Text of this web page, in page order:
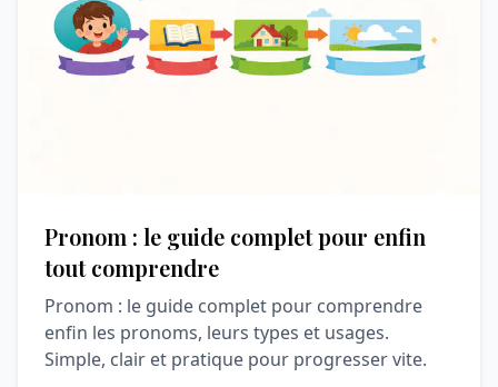
Pronom : le guide complet pour enfin
tout comprendre
Pronom : le guide complet pour comprendre
enfin les pronoms, leurs types et usages.
Simple, clair et pratique pour progresser vite.